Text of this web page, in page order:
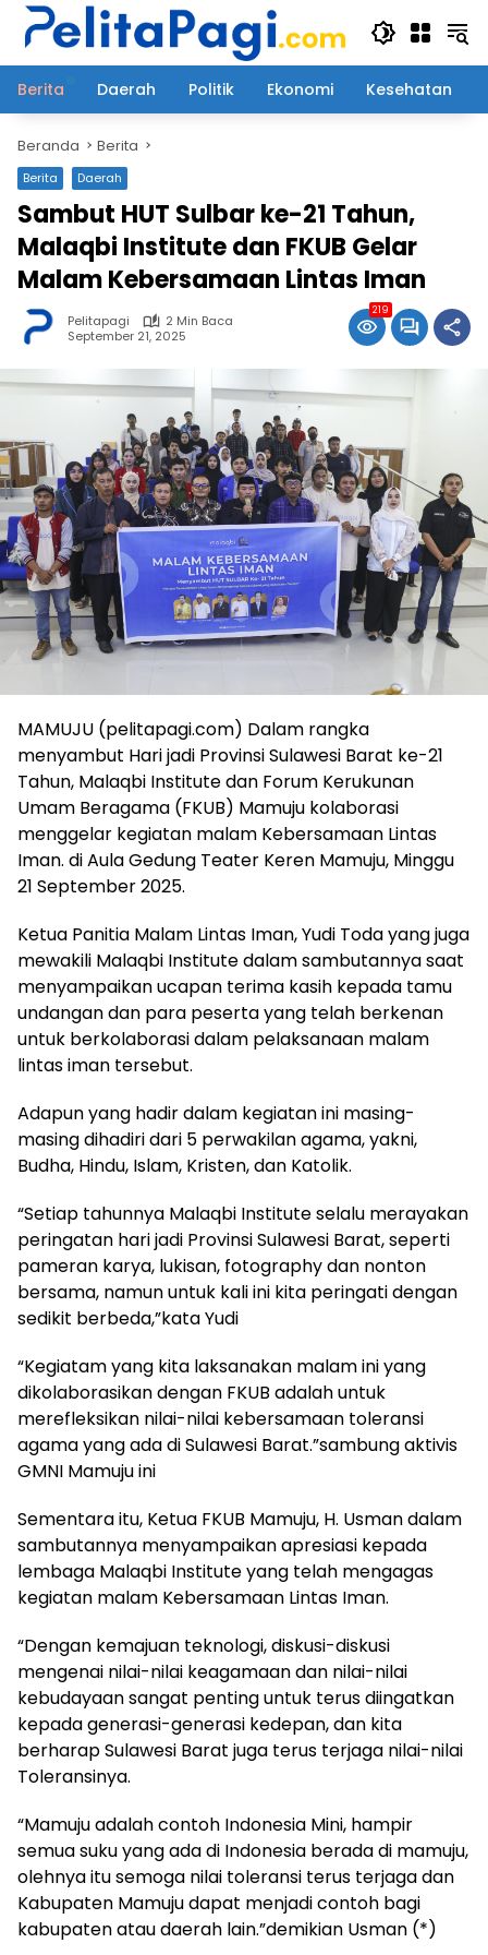
Langsung
Berita
Daerah Politik Ekonomi Kesehatan
Beranda Berita
Berita Daerah
Sambut HUT Sulbar ke-21 Tahun,
Malaqbi Institute dan FKUB Gelar
Malam Kebersamaan Lintas Iman
Pelitapagi
2 Min Baca
September 21, 2025
219
MAMUJU (pelitapagi.com) Dalam rangka
menyambut Hari jadi Provinsi Sulawesi Barat ke-21
Tahun, Malaqbi Institute dan Forum Kerukunan
Umam Beragama (FKUB) Mamuju kolaborasi
menggelar kegiatan malam Kebersamaan Lintas
Iman. di Aula Gedung Teater Keren Mamuju, Minggu
21 September 2025.
Ketua Panitia Malam Lintas Iman, Yudi Toda yang juga
mewakili Malaqbi Institute dalam sambutannya saat
menyampaikan ucapan terima kasih kepada tamu
undangan dan para peserta yang telah berkenan
untuk berkolaborasi dalam pelaksanaan malam
lintas iman tersebut.
Adapun yang hadir dalam kegiatan ini masing-
masing dihadiri dari 5 perwakilan agama, yakni,
Budha, Hindu, Islam, Kristen, dan Katolik.
“Setiap tahunnya Malaqbi Institute selalu merayakan
peringatan hari jadi Provinsi Sulawesi Barat, seperti
pameran karya, lukisan, fotography dan nonton
bersama, namun untuk kali ini kita peringati dengan
sedikit berbeda,”kata Yudi
“Kegiatam yang kita laksanakan malam ini yang
dikolaborasikan dengan FKUB adalah untuk
merefleksikan nilai-nilai kebersamaan toleransi
agama yang ada di Sulawesi Barat.”sambung aktivis
GMNI Mamuju ini
Sementara itu, Ketua FKUB Mamuju, H. Usman dalam
sambutannya menyampaikan apresiasi kepada
lembaga Malaqbi Institute yang telah mengagas
kegiatan malam Kebersamaan Lintas Iman.
“Dengan kemajuan teknologi, diskusi-diskusi
mengenai nilai-nilai keagamaan dan nilai-nilai
kebudayaan sangat penting untuk terus diingatkan
kepada generasi-generasi kedepan, dan kita
berharap Sulawesi Barat juga terus terjaga nilai-nilai
Toleransinya.
“Mamuju adalah contoh Indonesia Mini, hampir
semua suku yang ada di Indonesia berada di mamuju,
olehnya itu semoga nilai toleransi terus terjaga dan
Kabupaten Mamuju dapat menjadi contoh bagi
kabupaten atau daerah lain.”demikian Usman (*)